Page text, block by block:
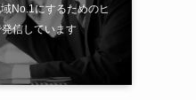
No.1にするためのヒ
信しています